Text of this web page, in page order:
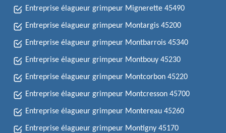
Entreprise élagueur grimpeur Mignerette 45490
Entreprise élagueur grimpeur Montargis 45200
Entreprise élagueur grimpeur Montbarrois 45340
Entreprise élagueur grimpeur Montbouy 45230
Entreprise élagueur grimpeur Montcorbon 45220
Entreprise élagueur grimpeur Montcresson 45700
Entreprise élagueur grimpeur Montereau 45260
Entreprise élagueur grimpeur Montigny 45170